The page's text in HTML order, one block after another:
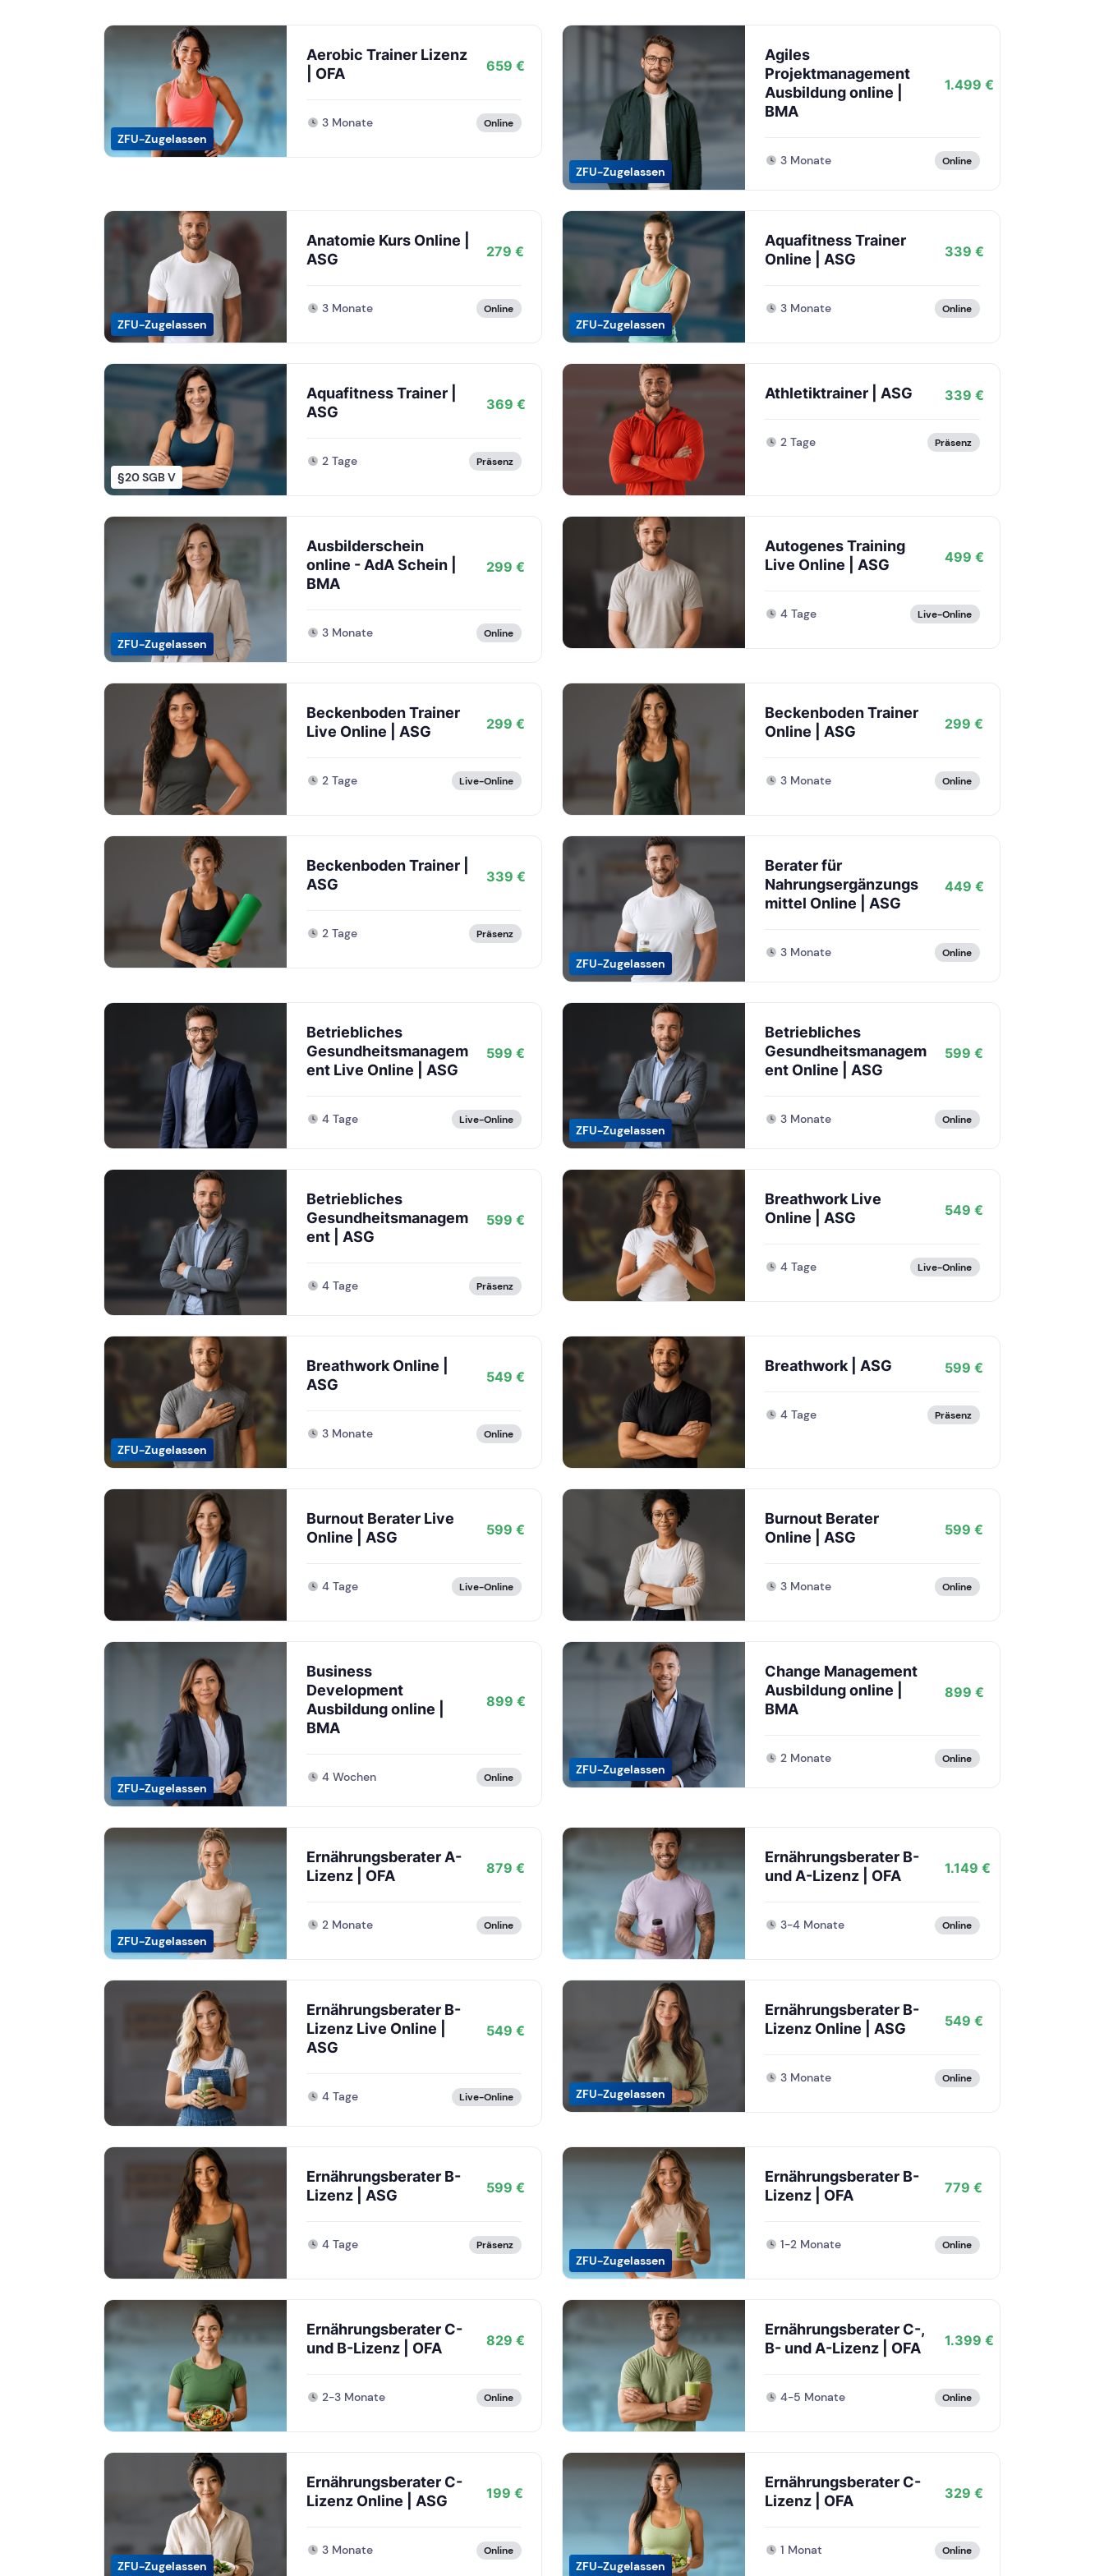
ZFU-Zugelassen
Aerobic Trainer Lizenz
| OFA
659 €
3 Monate Online
ZFU-Zugelassen
Agiles
Projektmanagement
Ausbildung online |
BMA
1.499 €
3 Monate Online
ZFU-Zugelassen
Anatomie Kurs Online |
ASG
279 €
3 Monate Online
ZFU-Zugelassen
Aquafitness Trainer
Online | ASG
339 €
3 Monate Online
§20 SGB V
Aquafitness Trainer |
ASG
369 €
2 Tage Präsenz
Athletiktrainer | ASG 339 €
2 Tage Präsenz
ZFU-Zugelassen
Ausbilderschein
online - AdA Schein |
BMA
299 €
3 Monate Online
Autogenes Training
Live Online | ASG
499 €
4 Tage Live-Online
Beckenboden Trainer
Live Online | ASG
299 €
2 Tage Live-Online
Beckenboden Trainer
Online | ASG
299 €
3 Monate Online
Beckenboden Trainer |
ASG
339 €
2 Tage Präsenz
ZFU-Zugelassen
Berater für
Nahrungsergänzungs
mittel Online | ASG
449 €
3 Monate Online
Betriebliches
Gesundheitsmanagem
ent Live Online | ASG
599 €
4 Tage Live-Online
ZFU-Zugelassen
Betriebliches
Gesundheitsmanagem
ent Online | ASG
599 €
3 Monate Online
Betriebliches
Gesundheitsmanagem
ent | ASG
599 €
4 Tage Präsenz
Breathwork Live
Online | ASG
549 €
4 Tage Live-Online
ZFU-Zugelassen
Breathwork Online |
ASG
549 €
3 Monate Online
Breathwork | ASG 599 €
4 Tage Präsenz
Burnout Berater Live
Online | ASG
599 €
4 Tage Live-Online
Burnout Berater
Online | ASG
599 €
3 Monate Online
ZFU-Zugelassen
Business
Development
Ausbildung online |
BMA
899 €
4 Wochen Online
ZFU-Zugelassen
Change Management
Ausbildung online |
BMA
899 €
2 Monate Online
ZFU-Zugelassen
Ernährungsberater A-
Lizenz | OFA
879 €
2 Monate Online
Ernährungsberater B-
und A-Lizenz | OFA
1.149 €
3-4 Monate Online
Ernährungsberater B-
Lizenz Live Online |
ASG
549 €
4 Tage Live-Online ZFU-Zugelassen
Ernährungsberater B-
Lizenz Online | ASG
549 €
3 Monate Online
Ernährungsberater B-
Lizenz | ASG
599 €
4 Tage Präsenz
ZFU-Zugelassen
Ernährungsberater B-
Lizenz | OFA
779 €
1-2 Monate Online
Ernährungsberater C-
und B-Lizenz | OFA
829 €
2-3 Monate Online
Ernährungsberater C-,
B- und A-Lizenz | OFA
1.399 €
4-5 Monate Online
ZFU-Zugelassen
Ernährungsberater C-
Lizenz Online | ASG
199 €
3 Monate Online
ZFU-Zugelassen
Ernährungsberater C-
Lizenz | OFA
329 €
1 Monat Online